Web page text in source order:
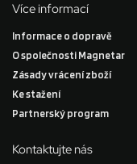
Více informací
Informace o dopravě
O společnosti Magnetar
Zásady vrácení zboží
Ke stažení
Partnerský program
Kontaktujte nás